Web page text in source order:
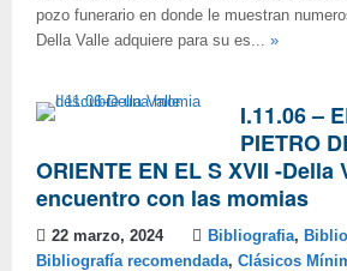
pozo funerario en donde le muestran
Della Valle adquiere para su es... »
I.11.06 –
PIETRO
ORIENTE EN EL S XVII -Della
encuentro con las momias
22 marzo, 2024 Bibliografia,
Bibliografía recomendada, Clásicos